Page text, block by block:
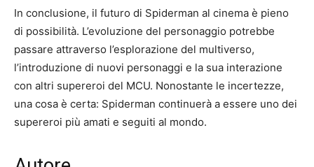
In conclusione, il futuro di Spiderman al cinema è pieno
di possibilità. L’evoluzione del personaggio potrebbe
passare attraverso l’esplorazione del multiverso,
l’introduzione di nuovi personaggi e la sua interazione
con altri supereroi del MCU. Nonostante le incertezze,
una cosa è certa: Spiderman continuerà a essere uno dei
supereroi più amati e seguiti al mondo.